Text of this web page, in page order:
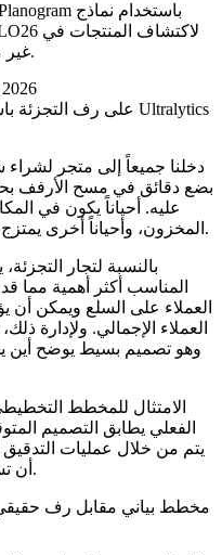
غير مكانها وأتمتة فحوصات أرفف التجزئة.
دخلنا جميعاً إلى متجر
بضع دقائق في مسح الأرفف بحثاً
عليه. أحياناً يكون في
المخزون، وأحياناً أخرى يمتزج ببساطة مع كل شيء آخر على الرف.
بالنسبة لتجار
المناسب أكثر أهمية مما
العملاء على السلع ويمكن
العملاء الإجمالي. ولإدارة
الامتثال للمخطط
الفعلي يطابق التصميم
يتم من خلال عمليات التدقيق
أن تستغرق وقتاً طويلاً وتفتقر إلى الاتساق.